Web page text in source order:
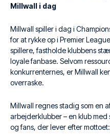
Millwall i dag
Millwall spiller i dag i
for at rykke op i Premier
spillere, fastholde klubbens
loyale fanbase. Selvom
konkurrenternes, er Millwall
overraske.
Millwall regnes stadig som en
arbejderklubber – en klub
og fans, der lever efter mottoet: